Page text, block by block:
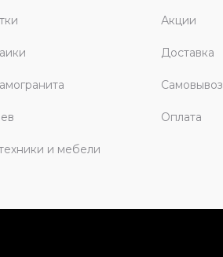
и мебели
Акции
Доставка
Самовывоз
Оплата